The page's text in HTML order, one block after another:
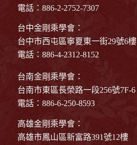
電話：886-2-2752-7307
台中金剛乘學會：
台中市西屯區寧夏東一街29號6樓
電話：886-4-2312-8152
台南金剛乘學會：
台南市東區長榮路一段256號7F-6
電話：886-6-250-8593
高雄金剛乘學會：
高雄市鳳山區新富路391號12樓